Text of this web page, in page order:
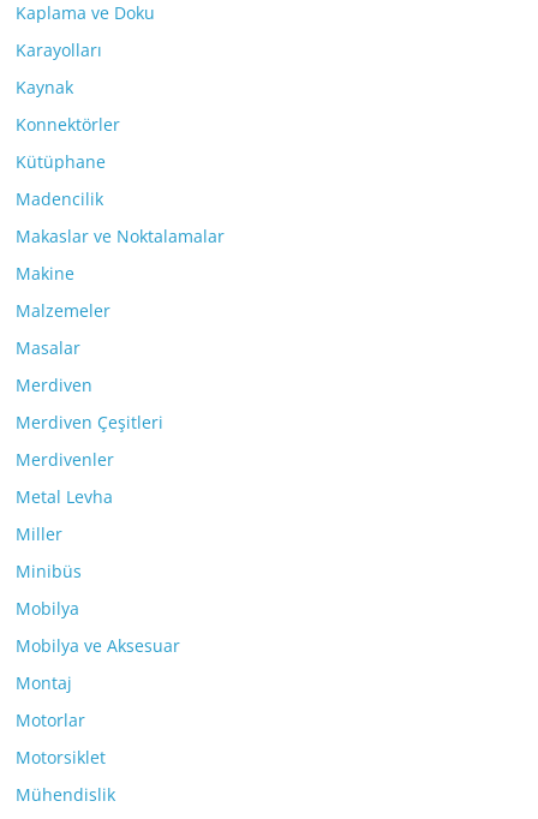
Kaplama ve Doku
Karayolları
Kaynak
Konnektörler
Kütüphane
Madencilik
Makaslar ve Noktalamalar
Makine
Malzemeler
Masalar
Merdiven
Merdiven Çeşitleri
Merdivenler
Metal Levha
Miller
Minibüs
Mobilya
Mobilya ve Aksesuar
Montaj
Motorlar
Motorsiklet
Mühendislik